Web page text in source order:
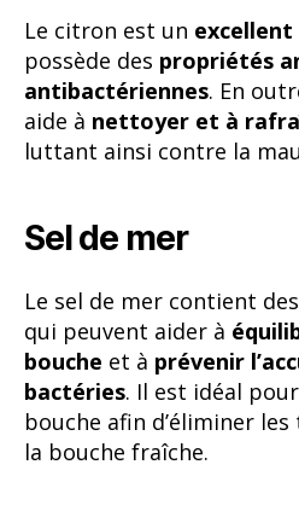
Le citron est un
possède des propriétés
antibactériennes. En
aide à nettoyer et à
luttant ainsi contre la
Sel de mer
Le sel de mer contient
qui peuvent aider à
bouche et à prévenir
bactéries. Il est idéal
bouche afin d’éliminer
la bouche fraîche.